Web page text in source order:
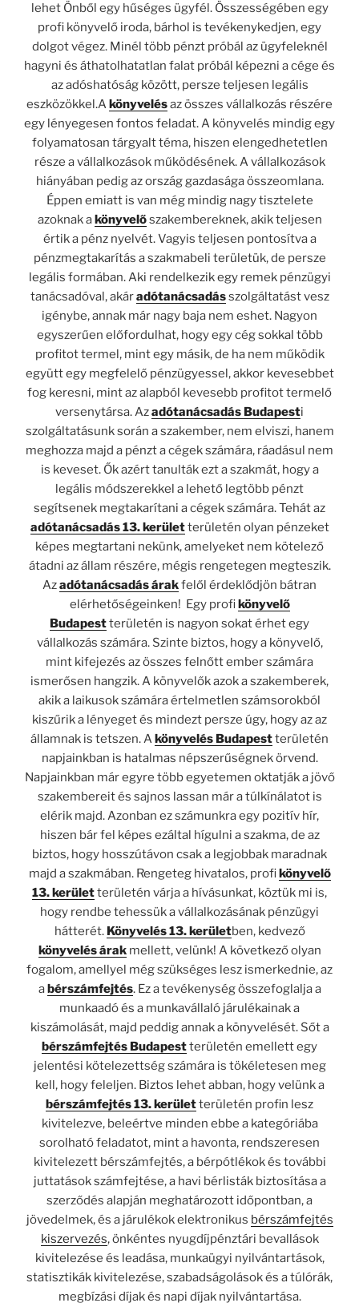
lehet Önből egy hűséges ügyfél. Összességében egy
profi könyvelő iroda, bárhol is tevékenykedjen, egy
dolgot végez. Minél több pénzt próbál az ügyfeleknél
hagyni és áthatolhatatlan falat próbál képezni a cége és
az adóshatóság között, persze teljesen legális
eszközökkel.A könyvelésaz összes vállalkozás részére
egy lényegesen fontos feladat. A könyvelés mindig egy
folyamatosan tárgyalt téma, hiszen elengedhetetlen
része a vállalkozások működésének. A vállalkozások
hiányában pedig az ország gazdasága összeomlana.
Éppen emiatt is van még mindig nagy tisztelete
azoknak a könyvelőszakembereknek, akik teljesen
értik a pénz nyelvét. Vagyis teljesen pontosítva a
pénzmegtakarítás a szakmabeli területük, de persze
legális formában. Aki rendelkezik egy remek pénzügyi
tanácsadóval, akáradótanácsadásszolgáltatást vesz
igénybe, annak már nagy baja nem eshet. Nagyon
egyszerűen előfordulhat, hogy egy cég sokkal több
profitot termel, mint egy másik, de ha nem működik
együtt egy megfelelő pénzügyessel, akkor kevesebbet
fog keresni, mint az alapból kevesebb profitot termelő
versenytársa. Azadótanácsadás Budapesti
szolgáltatásunk során a szakember, nem elviszi, hanem
meghozza majd a pénzt a cégek számára, ráadásul nem
is keveset. Ők azért tanulták ezt a szakmát, hogy a
legális módszerekkel a lehető legtöbb pénzt
segítsenek megtakarítani a cégek számára. Tehát az
adótanácsadás 13. kerületterületén olyan pénzeket
képes megtartani nekünk, amelyeket nem kötelező
átadni az állam részére, mégis rengetegen megteszik.
Azadótanácsadás árakfelől érdeklődjön bátran
elérhetőségeinken! Egy profi könyvelő
Budapestterületén is nagyon sokat érhet egy
vállalkozás számára. Szinte biztos, hogy a könyvelő,
mint kifejezés az összes felnőtt ember számára
ismerősen hangzik. A könyvelők azok a szakemberek,
akik a laikusok számára értelmetlen számsorokból
kiszűrik a lényeget és mindezt persze úgy, hogy az az
államnak is tetszen. A könyvelés Budapestterületén
napjainkban is hatalmas népszerűségnek örvend.
Napjainkban már egyre több egyetemen oktatják a jövő
szakembereit és sajnos lassan már a túlkínálatot is
elérik majd. Azonban ez számunkra egy pozitív hír,
hiszen bár fel képes ezáltal hígulni a szakma, de az
biztos, hogy hosszútávon csak a legjobbak maradnak
majd a szakmában. Rengeteg hivatalos, profi könyvelő
13. kerületterületén várja a hívásunkat, köztük mi is,
hogy rendbe tehessük a vállalkozásának pénzügyi
hátterét. Könyvelés 13. kerületben, kedvező
könyvelés árakmellett, velünk! A következő olyan
fogalom, amellyel még szükséges lesz ismerkednie, az
a bérszámfejtés. Ez a tevékenység összefoglalja a
munkaadó és a munkavállaló járulékainak a
kiszámolását, majd peddig annak a könyvelését. Sőt a
bérszámfejtés Budapestterületén emellett egy
jelentési kötelezettség számára is tökéletesen meg
kell, hogy feleljen. Biztos lehet abban, hogy velünk a
bérszámfejtés 13. kerületterületén profin lesz
kivitelezve, beleértve minden ebbe a kategóriába
sorolható feladatot, mint a havonta, rendszeresen
kivitelezett bérszámfejtés, a bérpótlékok és további
juttatások számfejtése, a havi bérlisták biztosítása a
szerződés alapján meghatározott időpontban, a
jövedelmek, és a járulékok elektronikus bérszámfejtés
kiszervezés, önkéntes nyugdíjpénztári bevallások
kivitelezése és leadása, munkaügyi nyilvántartások,
statisztikák kivitelezése, szabadságolások és a túlórák,
megbízási díjak és napi díjak nyilvántartása.